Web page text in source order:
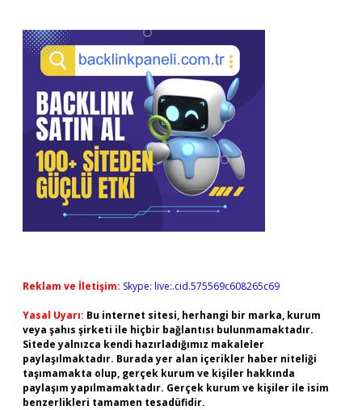
Reklam ve İletişim: Skype: live:.cid.575569c608265c69
Yasal Uyarı: Bu internet sitesi, herhangi bir marka, kurum
veya şahıs şirketi ile hiçbir bağlantısı bulunmamaktadır.
Sitede yalnızca kendi hazırladığımız makaleler
paylaşılmaktadır. Burada yer alan içerikler haber niteliği
taşımamakta olup, gerçek kurum ve kişiler hakkında
paylaşım yapılmamaktadır. Gerçek kurum ve kişiler ile isim
benzerlikleri tamamen tesadüfidir.